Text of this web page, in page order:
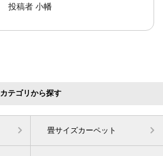
投稿者小幡
カテゴリから探す
畳サイズカーペット